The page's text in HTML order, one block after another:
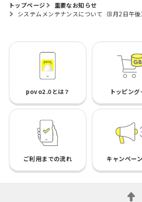
トップページ
重要なお知らせ
システムメンテナンスについて（8月2日午後
povo2.0とは？ トッピング
ご利用までの流れ キャンペー